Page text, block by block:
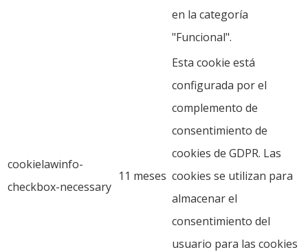
en la categoría
"Funcional".
cookielawinfo-
checkbox-necessary
11 meses
Esta cookie está
configurada por el
complemento de
consentimiento de
cookies de GDPR. Las
cookies se utilizan para
almacenar el
consentimiento del
usuario para las cookies